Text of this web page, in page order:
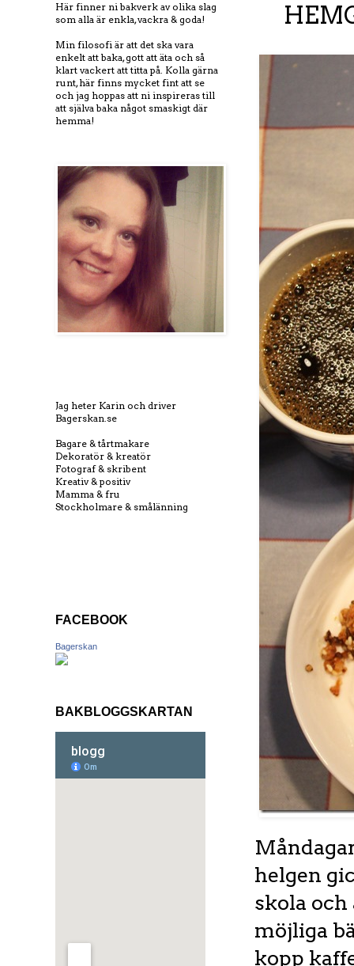
helgen
skola
möjliga
kopp
Här finner ni bakverk av olika slag
som alla är enkla, vackra & goda!
Min filosofi är att det ska vara
enkelt att baka, gott att äta och så
klart vackert att titta på. Kolla gärna
runt, här finns mycket fint att se
och jag hoppas att ni inspireras till
att själva baka något smaskigt där
hemma!
Jag heter Karin och driver
Bagerskan.se
Bagare & tårtmakare
Dekoratör & kreatör
Fotograf & skribent
Kreativ & positiv
Mamma & fru
Stockholmare & smålänning
FACEBOOK
Bagerskan
BAKBLOGGSKARTAN